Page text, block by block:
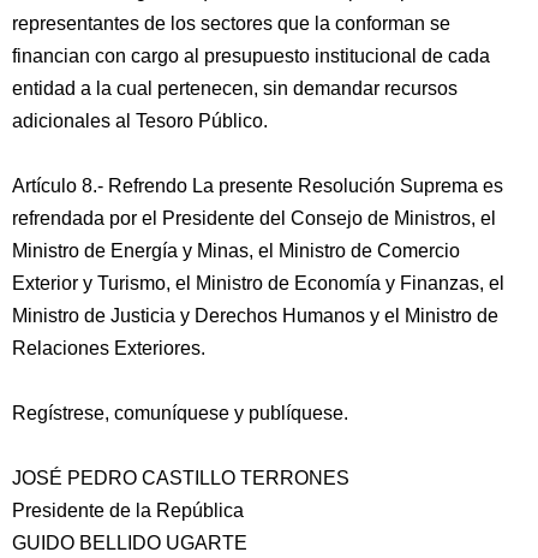
representantes de los sectores que la conforman se
financian con cargo al presupuesto institucional de cada
entidad a la cual pertenecen, sin demandar recursos
adicionales al Tesoro Público.
Artículo 8.- Refrendo La presente Resolución Suprema es
refrendada por el Presidente del Consejo de Ministros, el
Ministro de Energía y Minas, el Ministro de Comercio
Exterior y Turismo, el Ministro de Economía y Finanzas, el
Ministro de Justicia y Derechos Humanos y el Ministro de
Relaciones Exteriores.
Regístrese, comuníquese y publíquese.
JOSÉ PEDRO CASTILLO TERRONES
Presidente de la República
GUIDO BELLIDO UGARTE